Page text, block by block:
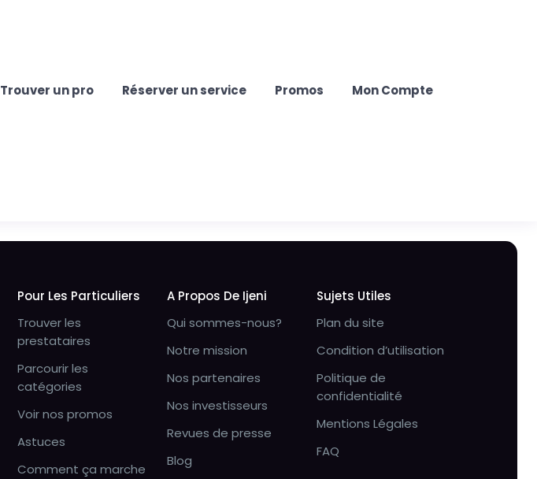
Trouver un pro Réserver un service Promos Mon Compte
Pour Les Particuliers
Trouver les
prestataires
Parcourir les
catégories
Voir nos promos
Astuces
Comment ça marche
A Propos De Ijeni
Qui sommes-nous?
Notre mission
Nos partenaires
Nos investisseurs
Revues de presse
Blog
Sujets Utiles
Plan du site
Condition d’utilisation
Politique de
confidentialité
Mentions Légales
FAQ